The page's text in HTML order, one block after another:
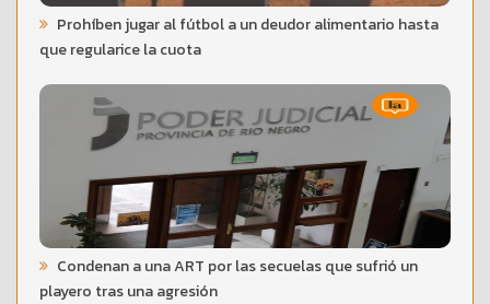
Prohíben jugar al fútbol a un deudor alimentario hasta
que regularice la cuota
Condenan a una ART por las secuelas que sufrió un
playero tras una agresión